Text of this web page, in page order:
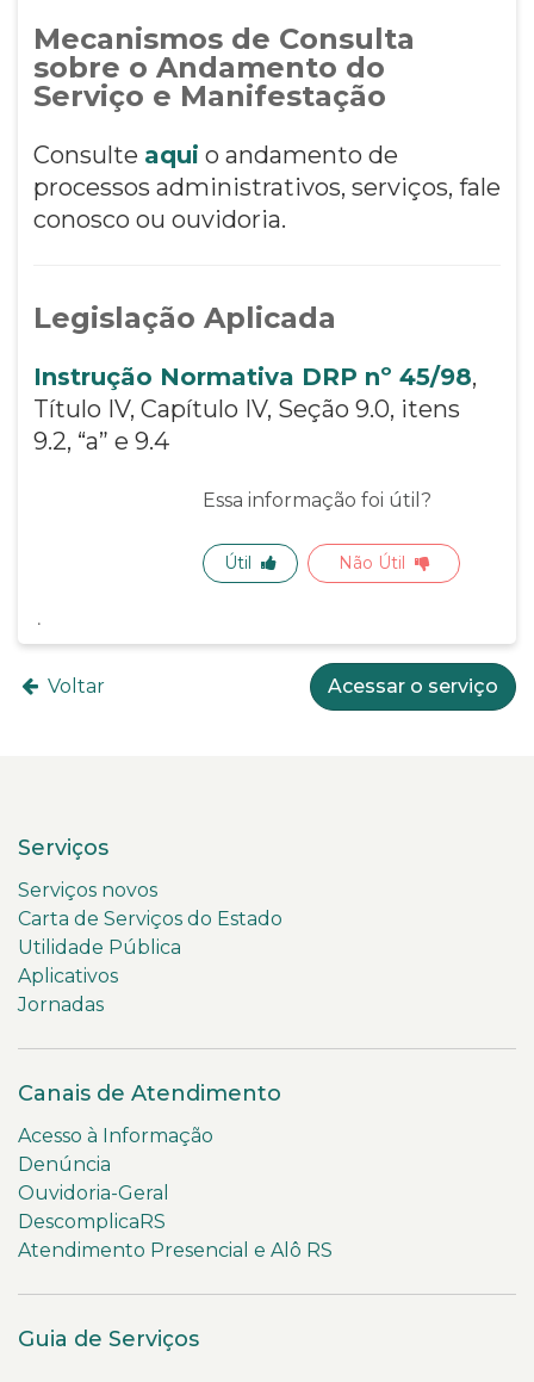
Mecanismos de Consulta
sobre o Andamento do
Serviço e Manifestação
Consulte aqui o andamento de
processos administrativos, serviços, fale
conosco ou ouvidoria.
Legislação Aplicada
Instrução Normativa DRP nº 45/98,
Título IV, Capítulo IV, Seção 9.0, itens
9.2, “a” e 9.4
Essa informação foi útil?
Útil Não Útil
Voltar Acessar o serviço
Serviços
Serviços novos
Carta de Serviços do Estado
Utilidade Pública
Aplicativos
Jornadas
Canais de Atendimento
Acesso à Informação
Denúncia
Ouvidoria-Geral
DescomplicaRS
Atendimento Presencial e Alô RS
Guia de Serviços